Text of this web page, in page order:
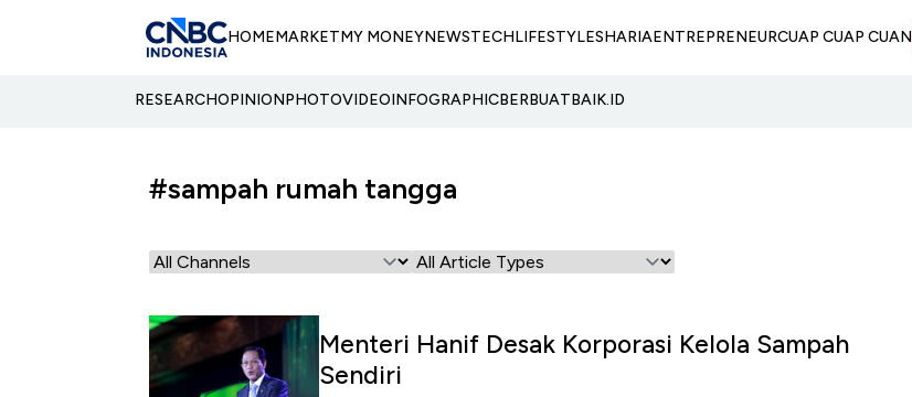
HOMEMARKETMY MONEYNEWSTECHLIFESTYLESHARIAENTREPRENEURCUAP CUAP CUAN
RESEARCHOPINIONPHOTOVIDEOINFOGRAPHICBERBUATBAIK.ID
#sampah rumah tangga
Menteri Hanif Desak Korporasi Kelola Sampah
Sendiri